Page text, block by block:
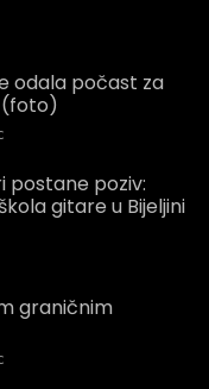
odala počast za
(foto)
postane poziv:
gitare u Bijeljini
graničnim